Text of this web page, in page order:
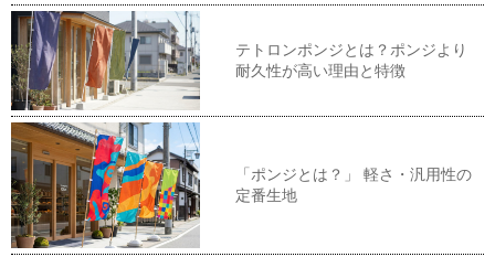
テトロンポンジとは？ポンジより
耐久性が高い理由と特徴
「ポンジとは？」 軽さ・汎用性の
定番生地